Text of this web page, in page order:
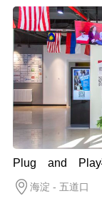
Plug and Play
海淀 - 五道口